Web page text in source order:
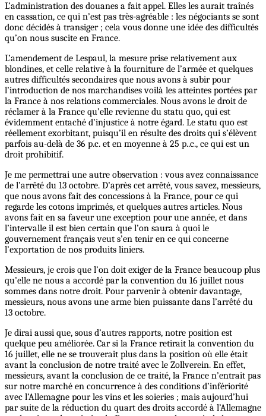
L’administration des douanes a fait appel. Elles les aurait traînés
en cassation, ce qui n’est pas très-agréable : les négociants se sont
donc décidés à transiger ; cela vous donne une idée des difficultés
qu’on nous suscite en France.
L’amendement de Lespaul, la mesure prise relativement aux
blondines, et celle relative à la fourniture de l’armée et quelques
autres difficultés secondaires que nous avons à subir pour
l’introduction de nos marchandises voilà les atteintes portées par
la France à nos relations commerciales. Nous avons le droit de
réclamer à la France qu’elle revienne du statu quo, qui est
évidemment entaché d’injustice à notre égard. Le statu quo est
réellement exorbitant, puisqu’il en résulte des droits qui s’élèvent
parfois au-delà de 36 p.c. et en moyenne à 25 p..c., ce qui est un
droit prohibitif.
Je me permettrai une autre observation : vous avez connaissance
de l’arrêté du 13 octobre. D’après cet arrêté, vous savez, messieurs,
que nous avons fait des concessions à la France, pour ce qui
regarde les cotons imprimés, et quelques autres articles. Nous
avons fait en sa faveur une exception pour une année, et dans
l’intervalle il est bien certain que l’on saura à quoi le
gouvernement français veut s’en tenir en ce qui concerne
l’exportation de nos produits liniers.
Messieurs, je crois que l’on doit exiger de la France beaucoup plus
qu’elle ne nous a accordé par la convention du 16 juillet nous
sommes dans notre droit. Pour parvenir à obtenir davantage,
messieurs, nous avons une arme bien puissante dans l’arrêté du
13 octobre.
Je dirai aussi que, sous d’autres rapports, notre position est
quelque peu améliorée. Car si la France retirait la convention du
16 juillet, elle ne se trouverait plus dans la position où elle était
avant la conclusion de notre traité avec le Zollverein. En effet,
messieurs, avant la conclusion de ce traité, la France n’entrait pas
sur notre marché en concurrence à des conditions d’infériorité
avec l’Allemagne pour les vins et les soieries ; mais aujourd’hui
par suite de la réduction du quart des droits accordé à l’Allemagne